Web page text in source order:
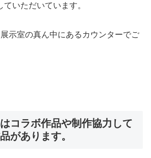
いただいています。
示室の真ん中にあるカウンターでご
コラボ作品や制作協力して
があります。